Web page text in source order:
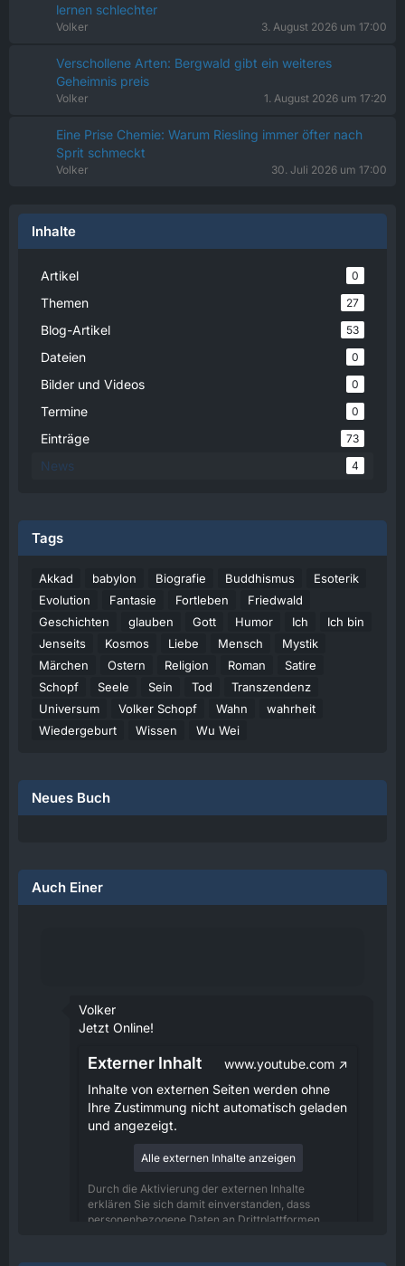
lernen schlechter
Volker 3. August 2026 um 17:00
Verschollene Arten: Bergwald gibt ein weiteres
Geheimnis preis
Volker 1. August 2026 um 17:20
Eine Prise Chemie: Warum Riesling immer öfter nach
Sprit schmeckt
Volker 30. Juli 2026 um 17:00
Inhalte
Artikel 0
Themen 27
Blog-Artikel 53
Dateien 0
Bilder und Videos 0
Termine 0
Einträge 73
News 4
Tags
Akkad babylon Biografie Buddhismus
Esoterik
Evolution
Fantasie Fortleben
Friedwald
Geschichten
glauben Gott Humor Ich
Ich bin
Jenseits
Kosmos Liebe Mensch
Mystik
Märchen
Ostern Religion Roman
Satire
Schopf
Seele Sein Tod
Transzendenz
Universum
Volker Schopf Wahn
wahrheit
Wiedergeburt
Wissen Wu Wei
Neues Buch
Auch Einer
Volker
Jetzt Online!
Externer Inhalt
www.youtube.com
Inhalte von externen Seiten werden ohne
Ihre Zustimmung nicht automatisch geladen
und angezeigt.
Alle externen Inhalte anzeigen
Durch die Aktivierung der externen Inhalte
erklären Sie sich damit einverstanden, dass
personenbezogene Daten an Drittplattformen